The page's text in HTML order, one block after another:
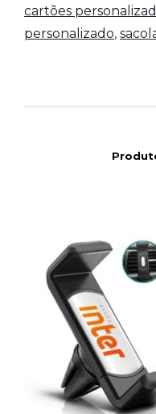
cartões
personalizado,